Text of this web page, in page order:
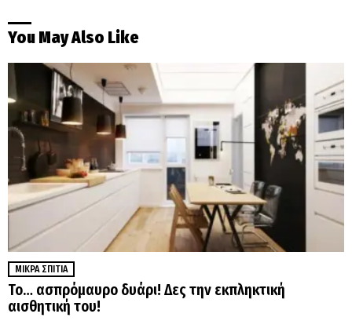
You May Also Like
ΜΙΚΡΆ ΣΠΊΤΙΑ
Το… ασπρόμαυρο δυάρι! Δες την εκπληκτική
αισθητική του!